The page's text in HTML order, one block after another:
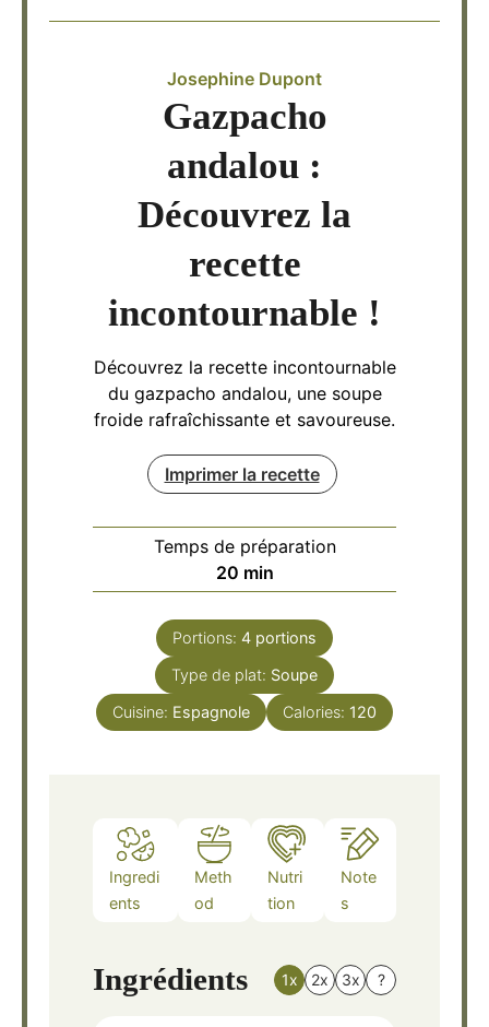
Josephine Dupont
Gazpacho
andalou :
Découvrez la
recette
incontournable !
Découvrez la recette incontournable
du gazpacho andalou, une soupe
froide rafraîchissante et savoureuse.
Imprimer la recette
Temps de préparation
20minutes
min
Portions: 4 portions
Type de plat: Soupe
Cuisine: Espagnole Calories: 120
Ingredi
ents
Meth
od
Nutri
tion
Note
s
Ingrédients 1x 2x 3x ?